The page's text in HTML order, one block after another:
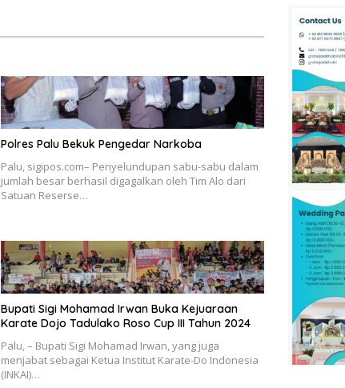
Polres Palu Bekuk Pengedar Narkoba
Palu, sigipos.com– Penyelundupan sabu-sabu dalam
jumlah besar berhasil digagalkan oleh Tim Alo dari
Satuan Reserse…
Bupati Sigi Mohamad Irwan Buka Kejuaraan
Karate Dojo Tadulako Roso Cup III Tahun 2024
Palu, – Bupati Sigi Mohamad Irwan, yang juga
menjabat sebagai Ketua Institut Karate-Do Indonesia
(INKAI)…